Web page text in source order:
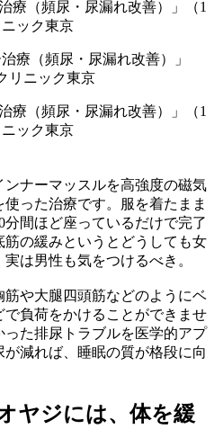
療（頻尿・尿漏れ改善）」
リニック東京
ナーマッスルを高強度の磁気
った治療です。服を着たまま
間ほど座っているだけで完了
の緩みというとどうしても女
は男性も気をつけるべき。
や大腿四頭筋などのようにベ
負荷をかけることができませ
た排尿トラブルを医学的アプ
減れば、睡眠の質が格段に向
ヤジには、体を緩